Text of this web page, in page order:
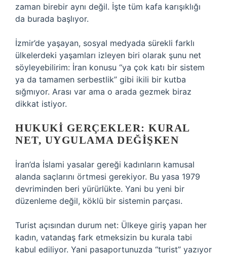
zaman birebir aynı değil. İşte tüm kafa karışıklığı
da burada başlıyor.
İzmir’de yaşayan, sosyal medyada sürekli farklı
ülkelerdeki yaşamları izleyen biri olarak şunu net
söyleyebilirim: İran konusu “ya çok katı bir sistem
ya da tamamen serbestlik” gibi ikili bir kutba
sığmıyor. Arası var ama o arada gezmek biraz
dikkat istiyor.
HUKUKI GERÇEKLER: KURAL
NET, UYGULAMA DEĞIŞKEN
İran’da İslami yasalar gereği kadınların kamusal
alanda saçlarını örtmesi gerekiyor. Bu yasa 1979
devriminden beri yürürlükte. Yani bu yeni bir
düzenleme değil, köklü bir sistemin parçası.
Turist açısından durum net: Ülkeye giriş yapan her
kadın, vatandaş fark etmeksizin bu kurala tabi
kabul ediliyor. Yani pasaportunuzda “turist” yazıyor